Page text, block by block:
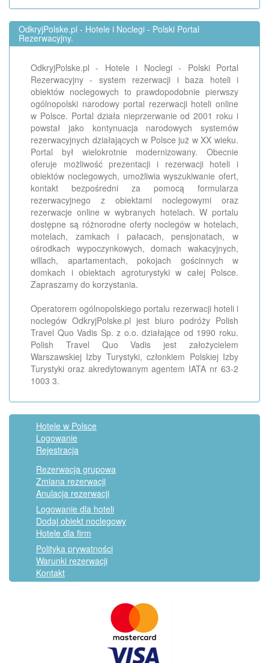
OdkryjPolske.pl - Hotele i Noclegi - Polski Portal
Rezerwacyjny.
OdkryjPolske.pl - Hotele i Noclegi - Polski Portal
Rezerwacyjny - system rezerwacji i baza hoteli i
obiektów noclegowych to prawdopodobnie pierwszy
ogólnopolski narodowy portal rezerwacji hoteli online
w Polsce. Portal działa nieprzerwanie od 2001 roku i
powstał jako kontynuacja narodowych systemów
rezerwacyjnych działających w Polsce już w XX wieku.
Portal był wielokrotnie modernizowany. Obecnie
oferuje możliwość prezentacji i rezerwacji hoteli i
obiektów noclegowych, umożliwia wyszukiwanie ofert,
kontakt bezpośredni za pomocą formularza
rezerwacyjnego z obiektami noclegowymi oraz
rezerwacje online w wybranych hotelach. W portalu
dostępne są różnorodne oferty noclegów w hotelach,
motelach, zamkach i pałacach, pensjonatach, w
ośrodkach wypoczynkowych, domach wakacyjnych,
willach, apartamentach, pokojach gościnnych w
domkach i obiektach agroturystyki w całej Polsce.
Zapraszamy do korzystania.
Operatorem ogólnopolskiego portalu rezerwacji hoteli i
noclegów OdkryjPolske.pl jest biuro podróży Polish
Travel Quo Vadis Sp. z o.o. działające od 1990 roku.
Polish Travel Quo Vadis jest założycielem
Warszawskiej Izby Turystyki, członkiem Polskiej Izby
Turystyki oraz akredytowanym agentem IATA nr 63-2
1003 3.
Hotele w Polsce
Logowanie
Rejestracja
Rezerwacja grupowa
Zmiana rezerwacji
Anulacja rezerwacji
Logowanie dla hoteli
Dodaj obiekt noclegowy
Hotele dla firm
Polityka prywatności
Warunki rezerwacji
Kontakt